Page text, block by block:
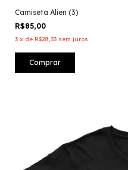
Camiseta Alien (3)
R$85,00
3 x de R$28,33 sem juros
Comprar